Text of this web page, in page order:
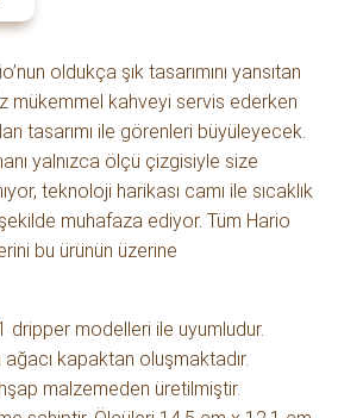
oldukça şık tasarımını yansıtan
mükemmel kahveyi servis ederken
tasarımı ile görenleri büyüleyecek.
yalnızca ölçü çizgisiyle size
teknoloji harikası camı ile sıcaklık
muhafaza ediyor. Tüm Hario
bu ürünün üzerine
dripper modelleri ile uyumludur.
kapaktan oluşmaktadır.
malzemeden üretilmiştir.